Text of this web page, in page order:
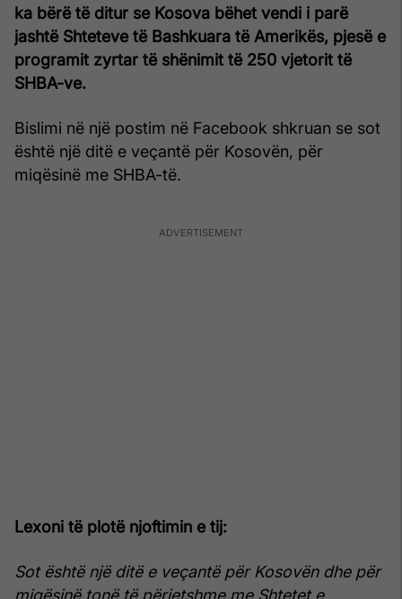
ka bërë të ditur se Kosova bëhet vendi i parë
jashtë Shteteve të Bashkuara të Amerikës, pjesë e
programit zyrtar të shënimit të 250 vjetorit të
SHBA-ve.
Bislimi në një postim në Facebook shkruan se sot
është një ditë e veçantë për Kosovën, për
miqësinë me SHBA-të.
Lexoni të plotë njoftimin e tij:
Sot është një ditë e veçantë për Kosovën dhe për
miqësinë tonë të përjetshme me Shtetet e